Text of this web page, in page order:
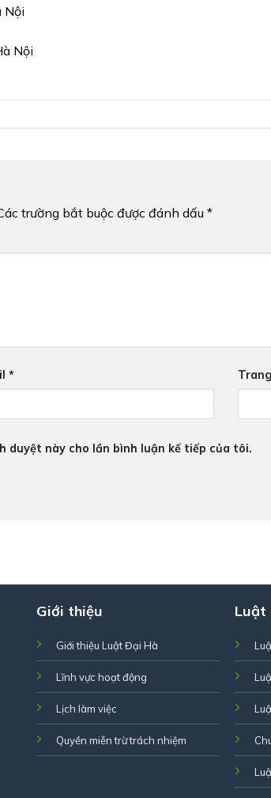
Nội
Nội
trường bắt buộc được đánh dấu *
*
này cho lần bình luận kế tiếp của tôi.
Giới thiệu
Giới thiệu Luật Đại Hà
Lĩnh vực hoạt động
Lịch làm việc
Quyền miễn trừ trách nhiệm
Luật